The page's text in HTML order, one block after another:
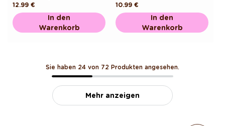
Normaler
Preis
12.99 €
In den
Warenkorb
Normaler
Preis
10.99 €
In den
Warenkorb
Sie haben 24 von 72 Produkten angesehen.
Mehr anzeigen